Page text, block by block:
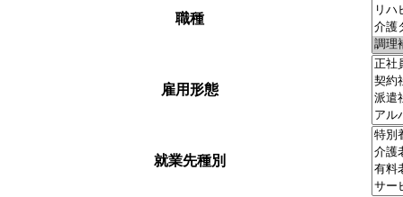
職種
雇用形態
就業先種別